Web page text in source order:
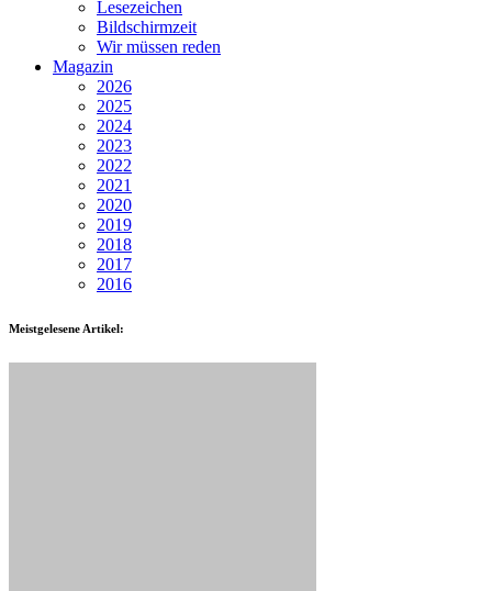
Lesezeichen
Bildschirmzeit
Wir müssen reden
Magazin
2026
2025
2024
2023
2022
2021
2020
2019
2018
2017
2016
Meistgelesene Artikel: